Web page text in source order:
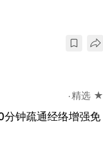
精选 ★
钟疏通经络增强免